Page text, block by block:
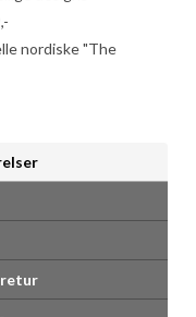
nordiske "The
retur